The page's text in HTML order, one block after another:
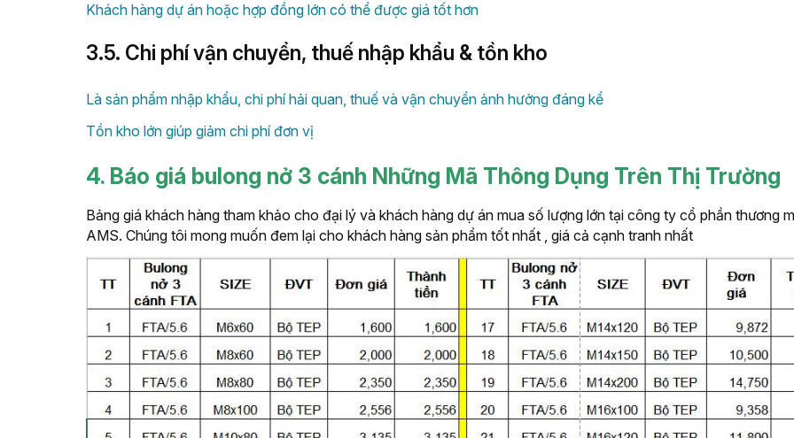
Khách hàng dự án hoặc hợp đồng lớn có thể được giá tốt hơn
3.5. Chi phí vận chuyển, thuế nhập khẩu & tồn kho
Là sản phẩm nhập khẩu, chi phí hải quan, thuế và vận chuyển ảnh hưởng đáng kể
Tồn kho lớn giúp giảm chi phí đơn vị
4. Báo giá bulong nở 3 cánh Những Mã Thông Dụng Trên Thị Trường
Bảng giá khách hàng tham khảo cho đại lý và khách hàng dự án mua số lượng lớn tại công ty cổ phần thương
AMS. Chúng tôi mong muốn đem lại cho khách hàng sản phẩm tốt nhất , giá cả cạnh tranh nhất